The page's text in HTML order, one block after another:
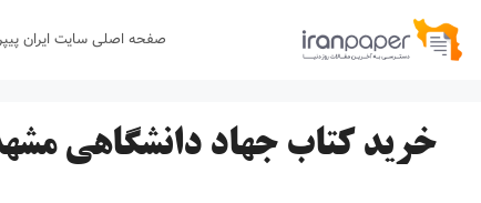
پرش
صفحه اصلی سایت ایران
خرید کتاب جهاد دانشگاهی